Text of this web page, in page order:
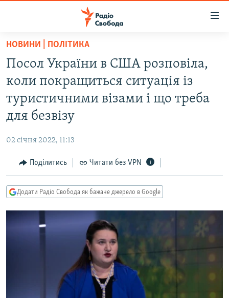
Перейти
основного
матеріалу
до
основної
Перейти
пошуку
ПОЛІТИКА
КУЛЬТУРА
СПОРТ
ВІЙНА
ДОНБАС.РЕАЛІЇ
КРИМ.РЕАЛІЇ
ТИ ЯК?
КИТАЙ.ВИКЛИКИ
СПЕЦПРОЄКТИ
НОВИНИ | ПОЛІТИКА
Посол України в США розповіла,
коли покращиться ситуація із
туристичними візами і що треба
для безвізу
02 січня 2022, 11:13
Поділитись Читати без VPN
Додати Радіо Свобода як бажане джерело в Google